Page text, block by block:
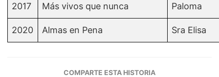
2017 Más vivos que nunca Paloma
2020 Almas en Pena Sra Elisa
COMPARTE ESTA HISTORIA